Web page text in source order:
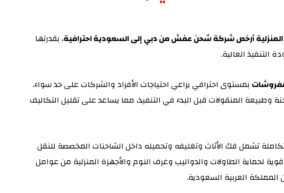
أرخص شركة شحن عفش من دبي إلى السعودية احترافية، بقدرتها
التنفيذ العالية.
بمستوى احترافي يراعي احتياجات الأفراد والشركات على حد سواء.
المنقولات قبل البدء في التنفيذ، مما يساعد على تقليل التكاليف
تشمل فك الأثاث وتغليفه وتحميله داخل الشاحنات المخصصة للنقل
لحماية الطاولات والدواليب وغرف النوم والأجهزة المنزلية من عوامل
العربية السعودية.